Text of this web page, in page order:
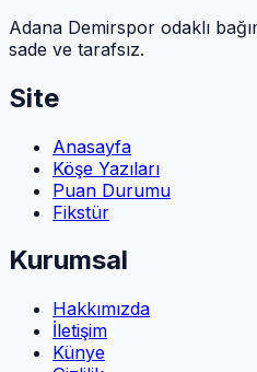
Adana Demirspor odaklı
sade ve tarafsız.
Site
Anasayfa
Köşe Yazıları
Puan Durumu
Fikstür
Kurumsal
Hakkımızda
İletişim
Künye